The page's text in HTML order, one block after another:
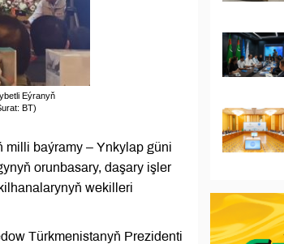
Eýranyň
BT)
milli baýramy – Ynkylap güni
orunbasary, daşary işler
wekilleri
Türkmenistanyň Prezidenti